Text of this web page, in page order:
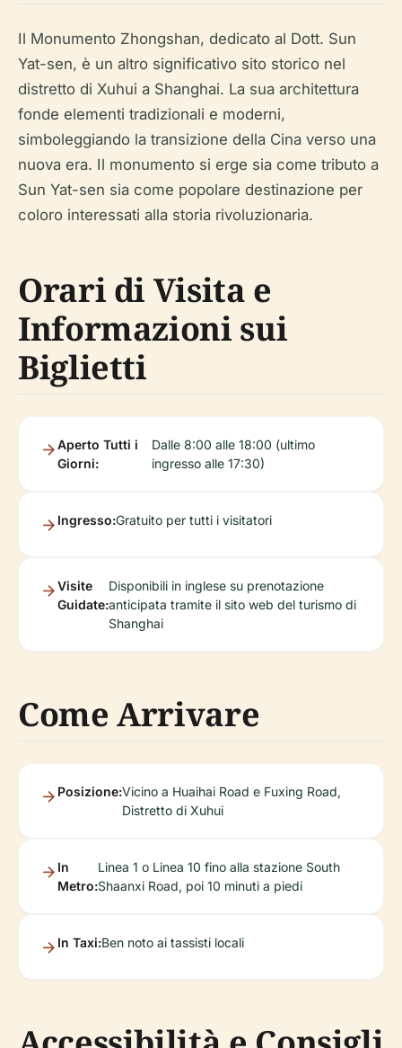
Il Monumento Zhongshan, dedicato al Dott. Sun
Yat-sen, è un altro significativo sito storico nel
distretto di Xuhui a Shanghai. La sua architettura
fonde elementi tradizionali e moderni,
simboleggiando la transizione della Cina verso una
nuova era. Il monumento si erge sia come tributo a
Sun Yat-sen sia come popolare destinazione per
coloro interessati alla storia rivoluzionaria.
Orari di Visita e
Informazioni sui
Biglietti
Aperto Tutti i
Giorni:
Dalle 8:00 alle 18:00 (ultimo
ingresso alle 17:30)
Ingresso:Gratuito per tutti i visitatori
Visite
Guidate:
Disponibili in inglese su prenotazione
anticipata tramite il sito web del turismo di
Shanghai
Come Arrivare
Posizione:Vicino a Huaihai Road e Fuxing Road,
Distretto di Xuhui
In
Metro:
Linea 1 o Linea 10 fino alla stazione South
Shaanxi Road, poi 10 minuti a piedi
In Taxi:Ben noto ai tassisti locali